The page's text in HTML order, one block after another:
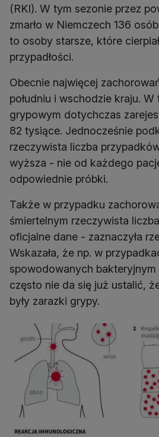
(RKI). W tym sezonie przez
zmarło w Niemczech 136
to osoby starsze, które
przypadłości.
Obecnie najwięcej
południu i wschodzie kraju. W
grypowym dotychczas
82 tysiące. Jednocześnie
rzeczywista liczba
wyższa - nie od każdego
odpowiednie próbki.
Także w przypadku
śmiertelnym rzeczywista
oficjalne dane - zaznaczyła
Wskazała, że np. w
spowodowanych bakteryjnym
często nie da się już ustalić,
były zarazki grypy.